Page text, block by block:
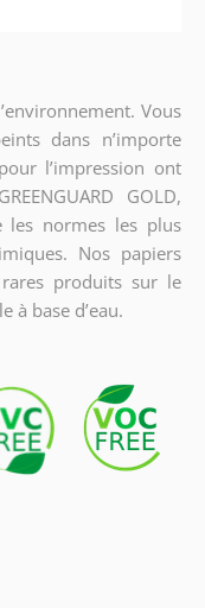
Vous
dans n’importe
l’impression ont
GOLD,
les normes les plus
Nos papiers
produits sur le
à base d’eau.